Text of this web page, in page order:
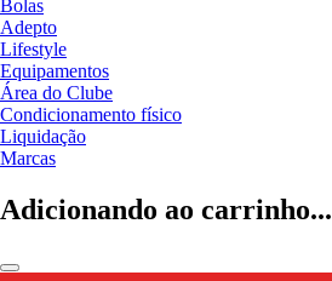
Bolas
Adepto
Lifestyle
Equipamentos
Área do Clube
Condicionamento físico
Liquidação
Marcas
Adicionando ao carrinho...